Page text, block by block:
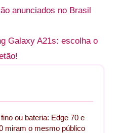
anunciados no Brasil
Galaxy A21s: escolha o
ou bateria: Edge 70 e
miram o mesmo público